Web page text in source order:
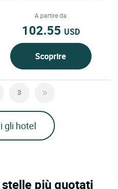
per il vostro...
A partire da
102.55 USD
Scoprire
3
gli hotel
più quotati